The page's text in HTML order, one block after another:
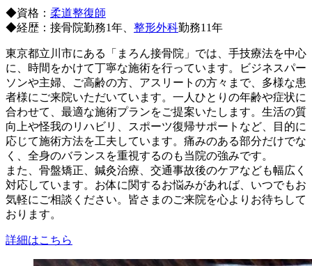
◆資格： 柔道整復師
◆経歴：接骨院勤務1年、 整形外科勤務11年
東京都立川市にある「まろん接骨院」では、手技療法を中心
に、時間をかけて丁寧な施術を行っています。ビジネスパー
ソンや主婦、ご高齢の方、アスリートの方々まで、多様な患
者様にご来院いただいています。一人ひとりの年齢や症状に
合わせて、最適な施術プランをご提案いたします。生活の質
向上や怪我のリハビリ、スポーツ復帰サポートなど、目的に
応じて施術方法を工夫しています。痛みのある部分だけでな
く、全身のバランスを重視するのも当院の強みです。
また、骨盤矯正、鍼灸治療、交通事故後のケアなども幅広く
対応しています。お体に関するお悩みがあれば、いつでもお
気軽にご相談ください。皆さまのご来院を心よりお待ちして
おります。
詳細はこちら